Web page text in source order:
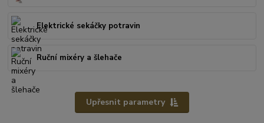
Elektrické sekáčky potravin
Ruční mixéry a šlehače
Upřesnit parametry